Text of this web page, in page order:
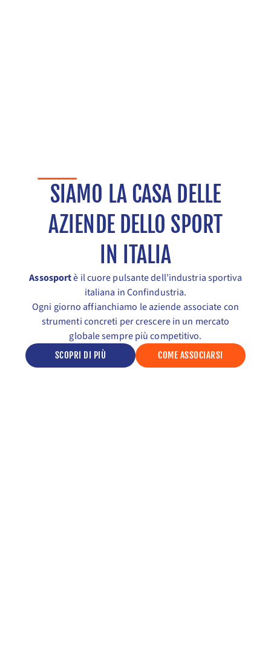
SIAMO LA CASA DELLE
AZIENDE DELLO SPORT
IN ITALIA
Assosportè il cuore pulsante dell’industria sportiva
italiana in Confindustria.
Ogni giorno affianchiamo le aziende associate con
strumenti concreti per crescere in un mercato
globale sempre più competitivo.
SCOPRI DI PIÙ COME ASSOCIARSI